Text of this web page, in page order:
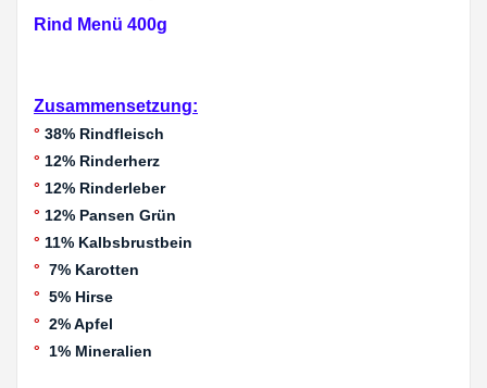
Rind Menü 400g
Zusammensetzung:
° 38% Rindfleisch
° 12% Rinderherz
° 12% Rinderleber
° 12% Pansen Grün
° 11% Kalbsbrustbein
° 7% Karotten
° 5% Hirse
° 2% Apfel
° 1% Mineralien